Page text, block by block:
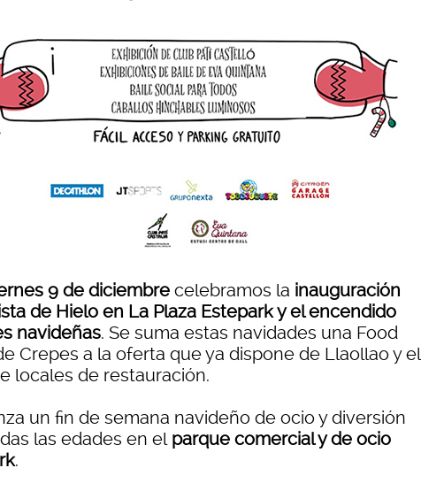
9 de diciembre celebramos la inauguración
de Hielo en La Plaza Estepark y el encendido
navideñas. Se suma estas navidades una Food
Crepes a la oferta que ya dispone de Llaollao y el
locales de restauración.
un fin de semana navideño de ocio y diversión
las edades en elparque comercial y de ocio
.